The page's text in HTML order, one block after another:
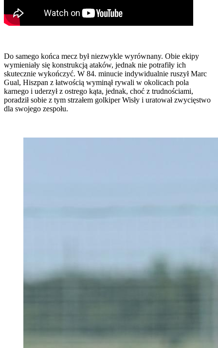
Do samego końca mecz był niezwykle wyrównany. Obie ekipy
wymieniały się konstrukcją ataków, jednak nie potrafiły ich
skutecznie wykończyć. W 84. minucie indywidualnie ruszył Marc
Gual, Hiszpan z łatwością wyminął rywali w okolicach pola
karnego i uderzył z ostrego kąta, jednak, choć z trudnościami,
poradził sobie z tym strzałem golkiper Wisły i uratował zwycięstwo
dla swojego zespołu.